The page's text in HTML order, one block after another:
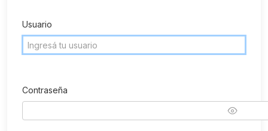
Usuario
Contraseña